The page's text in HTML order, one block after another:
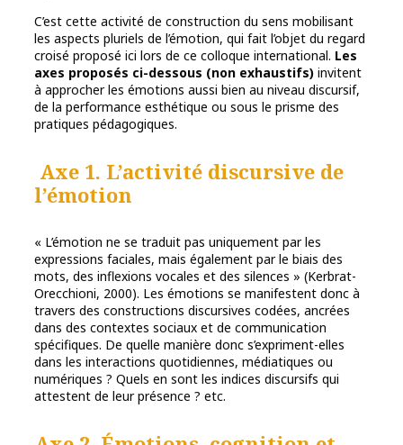
C’est cette activité de construction du sens mobilisant
les aspects pluriels de l’émotion, qui fait l’objet du regard
croisé proposé ici lors de ce colloque international. Les
axes proposés ci-dessous (non exhaustifs) invitent
à approcher les émotions aussi bien au niveau discursif,
de la performance esthétique ou sous le prisme des
pratiques pédagogiques.
Axe 1. L’activité discursive de
l’émotion
« L’émotion ne se traduit pas uniquement par les
expressions faciales, mais également par le biais des
mots, des inflexions vocales et des silences » (Kerbrat-
Orecchioni, 2000). Les émotions se manifestent donc à
travers des constructions discursives codées, ancrées
dans des contextes sociaux et de communication
spécifiques. De quelle manière donc s’expriment-elles
dans les interactions quotidiennes, médiatiques ou
numériques ? Quels en sont les indices discursifs qui
attestent de leur présence ? etc.